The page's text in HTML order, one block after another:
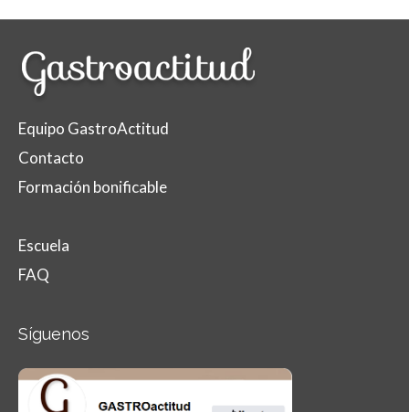
Equipo GastroActitud
Contacto
Formación bonificable
Escuela
FAQ
Síguenos